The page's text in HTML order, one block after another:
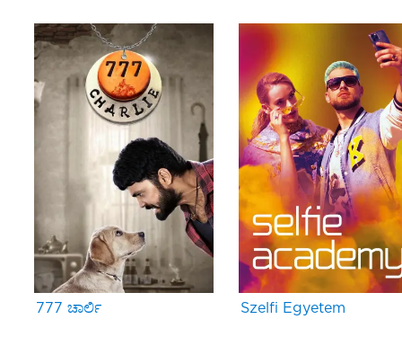
777 ಚಾರ್ಲಿ Szelfi Egyetem